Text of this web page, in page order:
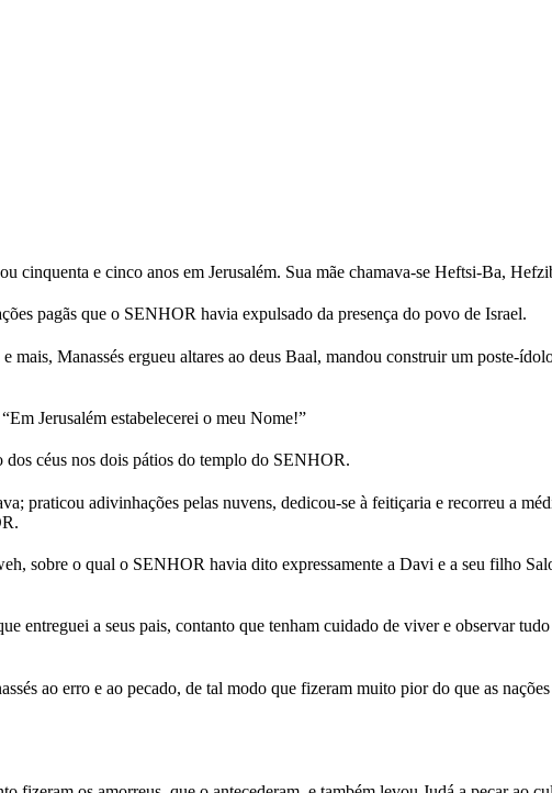
cinquenta e cinco anos em Jerusalém. Sua mãe chamava-se Heftsi-Ba,
pagãs que o SENHOR havia expulsado da presença do povo de Israel.
Manassés ergueu altares ao deus Baal, mandou construir um poste-
Jerusalém estabelecerei o meu Nome!”
dos céus nos dois pátios do templo do SENHOR.
praticou adivinhações pelas nuvens, dedicou-se à feitiçaria e recorreu a
sobre o qual o SENHOR havia dito expressamente a Davi e a seu filho
entreguei a seus pais, contanto que tenham cuidado de viver e observar
ao erro e ao pecado, de tal modo que fizeram muito pior do que as